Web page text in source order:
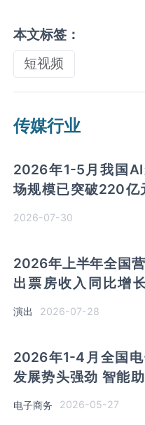
本文标签：
短视频
传媒行业
2026年1-5月我国
场规模已突破220亿
2026-07-30
2026年上半年全国
出票房收入同比增
演出行业提质升级 产
优势凸显
演出 2026-07-28
2026年1-4月全国
发展势头强劲 智能
785.5%
电子商务 2026-05-27